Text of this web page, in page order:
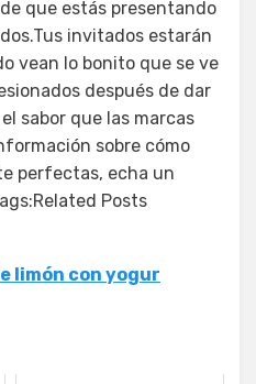
que estás presentando
invitados estarán
vean lo bonito que se ve
después de dar
sabor que las marcas
sobre cómo
perfectas, echa un
Posts
limón con yogur